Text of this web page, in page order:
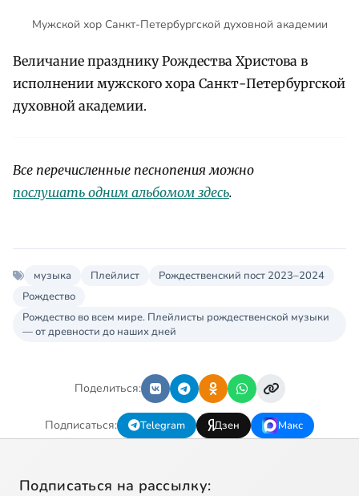
Мужской хор Санкт-Петербургской духовной академии
Величание празднику Рождества Христова в
исполнении мужского хора Санкт-Петербургской
духовной академии.
Все перечисленные песнопения можно
послушать одним альбомом здесь.
музыка Плейлист
Рождественский пост 2023–2024
Рождество
Рождество во всем мире. Плейлисты рождественской музыки
— от древности до наших дней
Поделиться:
Подписаться: Telegram Дзен Макс
Подписаться на рассылку: